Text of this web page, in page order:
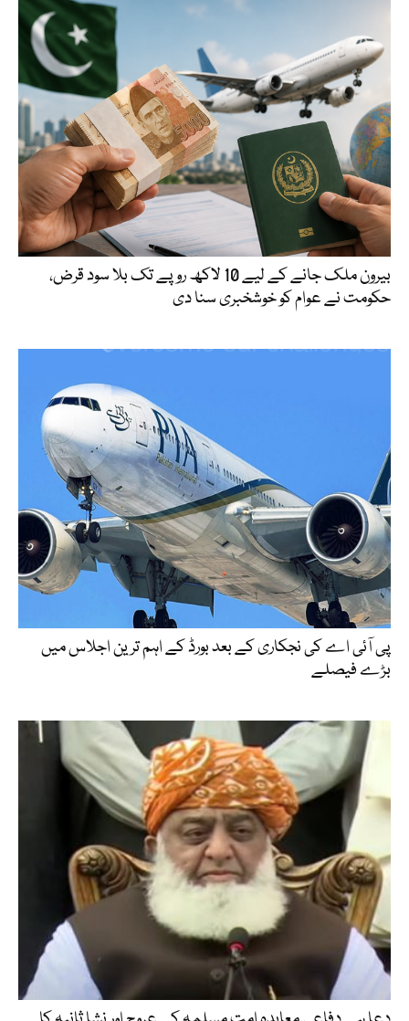
بیرون ملک جانے کے لیے 10 لاکھ روپے تک بلا سود قرض،
حکومت نے عوام کو خوشخبری سنا دی
پی آئی اے کی نجکاری کے بعد بورڈ کے اہم ترین اجلاس میں
بڑے فیصلے